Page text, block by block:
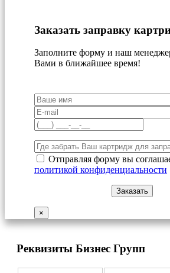
Заказать заправку
Заполните форму и наш
Вами в ближайшее время!
Отправляя форму вы
политикой конфиденциальности
×
Реквизиты Бизнес Групп